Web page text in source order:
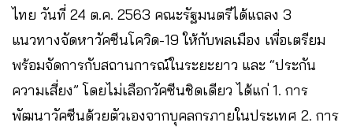
ไทย วันที่ 24 ต.ค. 2563 คณะรัฐมนตรีได้แถลง 3
แนวทางจัดหาวัคซีนโควิด-19 ให้กับพลเมือง เพื่อเตรียม
พร้อมจัดการกับสถานการณ์ในระยะยาว และ “ประกัน
ความเสี่ยง” โดยไม่เลือกวัคซีนชิดเดียว ได้แก่ 1. การ
พัฒนาวัคซีนด้วยตัวเองจากบุคลกรภายในประเทศ 2. การ